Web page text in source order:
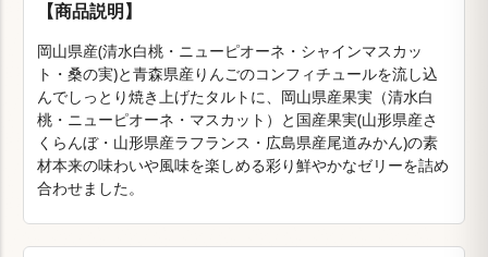
【商品説明】
岡山県産(清水白桃・ニューピオーネ・シャインマスカッ
ト・桑の実)と青森県産りんごのコンフィチュールを流し込
んでしっとり焼き上げたタルトに、岡山県産果実（清水白
桃・ニューピオーネ・マスカット）と国産果実(山形県産さ
くらんぼ・山形県産ラフランス・広島県産尾道みかん)の素
材本来の味わいや風味を楽しめる彩り鮮やかなゼリーを詰め
合わせました。